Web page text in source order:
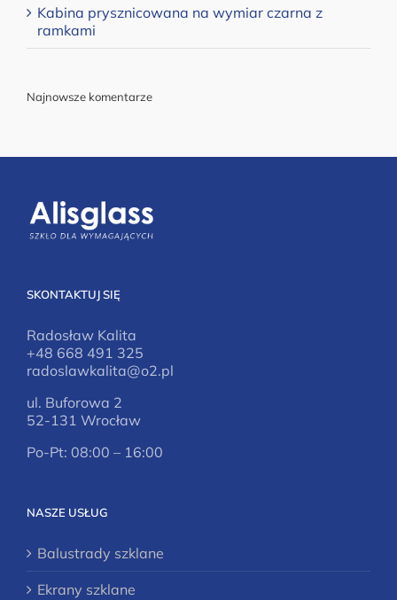
Kabina prysznicowana na wymiar czarna z
ramkami
Najnowsze komentarze
SKONTAKTUJ SIĘ
Radosław Kalita
+48 668 491 325
radoslawkalita@o2.pl
ul. Buforowa 2
52-131 Wrocław
Po-Pt: 08:00 – 16:00
NASZE USŁUG
Balustrady szklane
Ekrany szklane